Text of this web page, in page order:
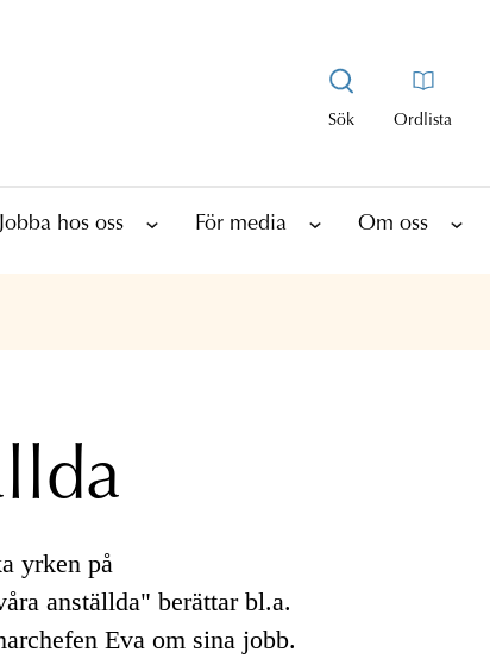
Sök Ordlista
Jobba hos oss För media Om oss
yrken på
anställda" berättar bl.a.
Eva om sina jobb.